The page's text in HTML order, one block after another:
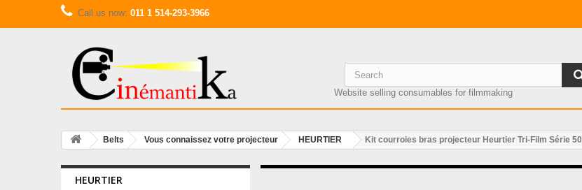
Call us now: 011 1 514-293-3966
Website selling consumables for filmmaking
Belts Vous connaissez votre projecteur HEURTIER Kit courroies bras projecteur Heurtier Tri-Film Série 50
HEURTIER